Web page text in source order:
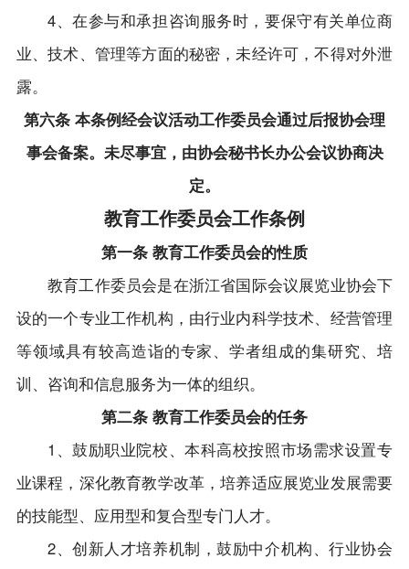
4、在参与和承担咨询服务时，要保守有关单位商
业、技术、管理等方面的秘密，未经许可，不得对外泄
露。
第六条 本条例经会议活动工作委员会通过后报协会理
事会备案。未尽事宜，由协会秘书长办公会议协商决
定。
教育工作委员会工作条例
第一条 教育工作委员会的性质
教育工作委员会是在浙江省国际会议展览业协会下
设的一个专业工作机构，由行业内科学技术、经营管理
等领域具有较高造诣的专家、学者组成的集研究、培
训、咨询和信息服务为一体的组织。
第二条 教育工作委员会的任务
1、鼓励职业院校、本科高校按照市场需求设置专
业课程，深化教育教学改革，培养适应展览业发展需要
的技能型、应用型和复合型专门人才。
2、创新人才培养机制，鼓励中介机构、行业协会